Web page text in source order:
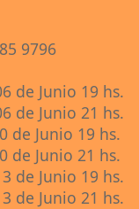
9796
de Junio 19 hs.
de Junio 21 hs.
de Junio 19 hs.
de Junio 21 hs.
de Junio 19 hs.
de Junio 21 hs.